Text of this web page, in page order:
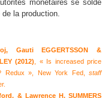
monétaires se solde
la production.
Gauti EGGERTSSON &
(2012) , « Is increased price
Redux », New York Fed, staff
& Lawrence H. SUMMERS